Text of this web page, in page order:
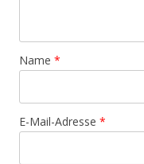
Name *
E-Mail-Adresse *